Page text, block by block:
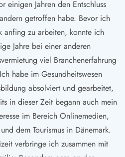
einigen Jahren den Entschluss
getroffen habe. Bevor ich
anfing zu arbeiten, konnte ich
Jahre bei einer anderen
viel Branchenerfahrung
habe im Gesundheitswesen
absolviert und gearbeitet,
in dieser Zeit begann auch mein
im Bereich Onlinemedien,
dem Tourismus in Dänemark.
verbringe ich zusammen mit